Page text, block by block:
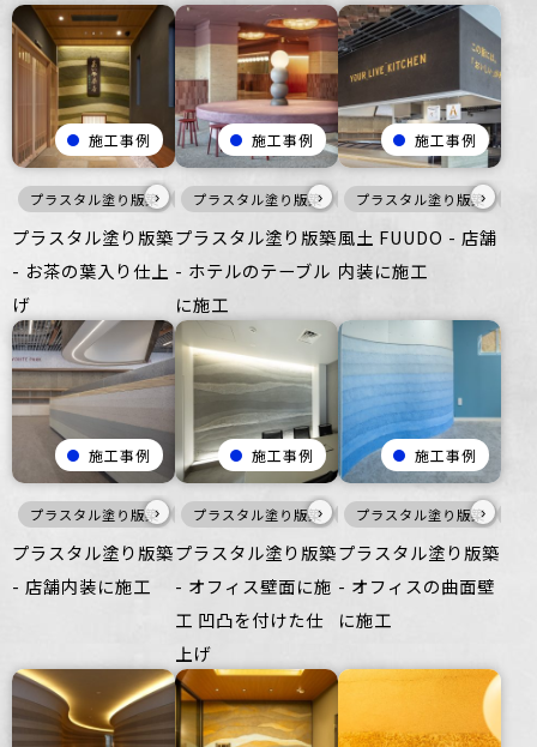
施工事例
プラスタル塗り版築 暖色 壁 ざらざら オフィス アップサイクル
›
プラスタル塗り版築
- お茶の葉入り仕上
げ
施工事例
プラスタル塗り版築 赤 家具・什器 インテ
›
プラスタル塗り版築
- ホテルのテーブル
に施工
施工事例
プラスタル塗り版築›
風土 FUUDO - 店舗
内装に施工
施工事例
プラスタル塗り版築 風土-FUUDO- 黒 暖色 壁 家具・什器
›
プラスタル塗り版築
- 店舗内装に施工
施工事例
プラスタル塗り版築 壁 オフィス
›
プラスタル塗り版築
- オフィス壁面に施
工 凹凸を付けた仕
上げ
施工事例
プラスタル塗り版築›
プラスタル塗り版築
- オフィスの曲面壁
に施工